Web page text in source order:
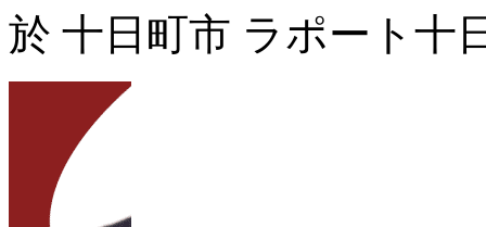
於 十日町市 ラポート十